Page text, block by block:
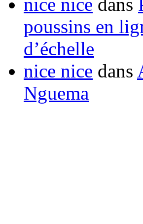
poussins en
d’échelle
nice nice dans
Nguema